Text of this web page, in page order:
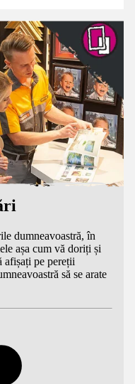
dumneavoastră, în
așa cum vă doriți și
afișați pe pereții
să se arate